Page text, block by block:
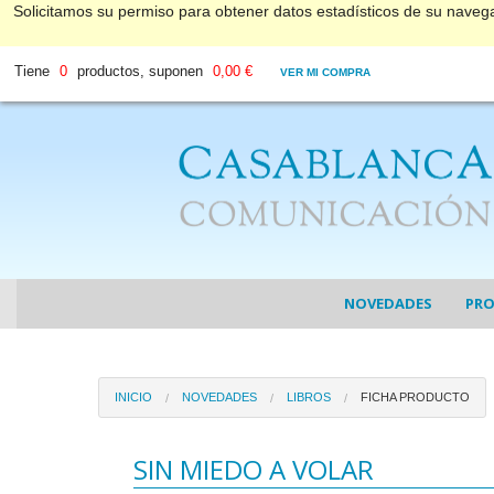
Solicitamos su permiso para obtener datos estadísticos de su
Tiene 0 productos, suponen 0,00 € VER MI COMPRA
NOVEDADES
INICIO NOVEDADES LIBROS FICHA PRODUCTO
SIN MIEDO A VOLAR